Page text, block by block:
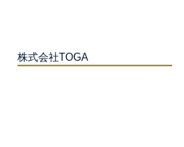
株式会社TOGA